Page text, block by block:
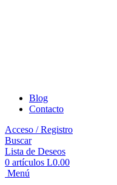
Blog
Contacto
Acceso / Registro
Buscar
Lista de Deseos
0 artículos L0.00
Menú